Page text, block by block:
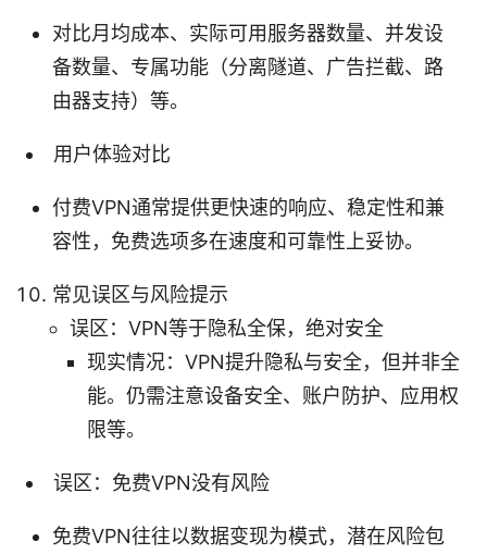
对比月均成本、实际可用服务器数量、并发设
备数量、专属功能（分离隧道、广告拦截、路
由器支持）等。
用户体验对比
付费VPN通常提供更快速的响应、稳定性和兼
容性，免费选项多在速度和可靠性上妥协。
常见误区与风险提示
误区：VPN等于隐私全保，绝对安全
现实情况：VPN提升隐私与安全，但并非全
能。仍需注意设备安全、账户防护、应用权
限等。
误区：免费VPN没有风险
免费VPN往往以数据变现为模式，潜在风险包